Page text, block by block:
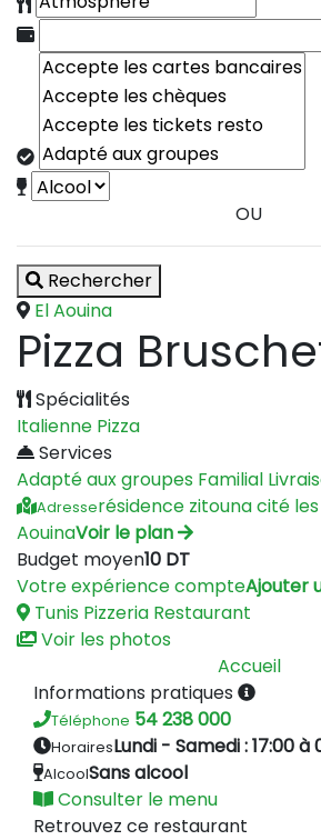
OU
Rechercher
El Aouina
Pizza
Spécialités
Italienne Pizza
Services
Adapté aux groupes Familial
Adresserésidence zitouna cité
AouinaVoir le plan
Budget moyen10 DT
Votre expérience compteAjouter
Tunis Pizzeria Restaurant
Voir les photos
Accueil
Informations pratiques
Téléphone 54 238 000
HorairesLundi - Samedi : 17:00 à
AlcoolSans alcool
Consulter le menu
Retrouvez ce restaurant